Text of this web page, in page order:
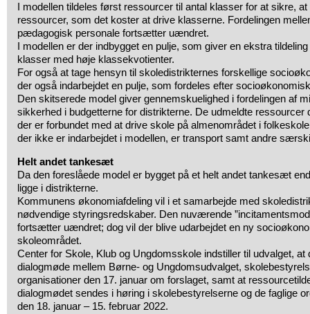
I modellen tildeles først ressourcer til antal klasser for at sikre,
ressourcer, som det koster at drive klasserne. Fordelingen
pædagogisk personale fortsætter uændret.
I modellen er der indbygget en pulje, som giver en ekstra
klasser med høje klassekvotienter.
For også at tage hensyn til skoledistrikternes forskellige
der også indarbejdet en pulje, som fordeles efter
Den skitserede model giver gennemskuelighed i fordelingen af
sikkerhed i budgetterne for distrikterne. De udmeldte
der er forbundet med at drive skole på almenområdet i
der ikke er indarbejdet i modellen, er transport samt andre
Helt andet tankesæt
Da den foreslåede model er bygget på et helt andet tankesæt
ligge i distrikterne.
Kommunens økonomiafdeling vil i et samarbejde med
nødvendige styringsredskaber. Den nuværende
fortsætter uændret; dog vil der blive udarbejdet en ny
skoleområdet.
Center for Skole, Klub og Ungdomsskole indstiller til udvalget, at
dialogmøde mellem Børne- og Ungdomsudvalget,
organisationer den 17. januar om forslaget, samt at
dialogmødet sendes i høring i skolebestyrelserne og de faglige
den 18. januar – 15. februar 2022.